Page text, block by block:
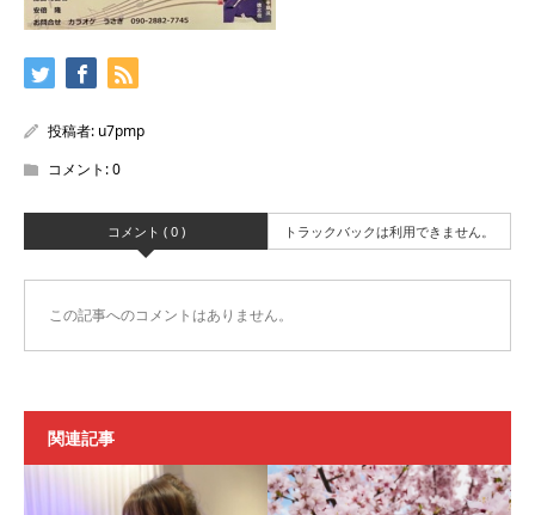
投稿者: u7pmp
コメント:0
コメント ( 0 ) トラックバックは利用できません。
この記事へのコメントはありません。
関連記事